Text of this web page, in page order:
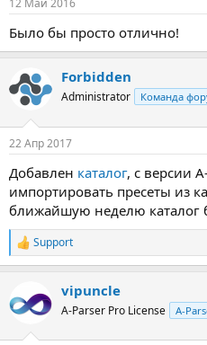
12 Май 2016
Было бы просто отлично!
Forbidden
Administrator Команда
22 Апр 2017
Добавлен каталог, с версии
импортировать пресеты из
ближайшую неделю каталог
Р
е
ц
и
Support
vipuncle
A-Parser Pro License A-